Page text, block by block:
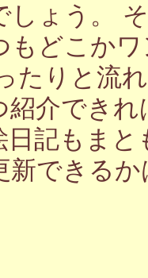
しょう。
もどこか
たりと流
紹介でき
日記もま
新できる